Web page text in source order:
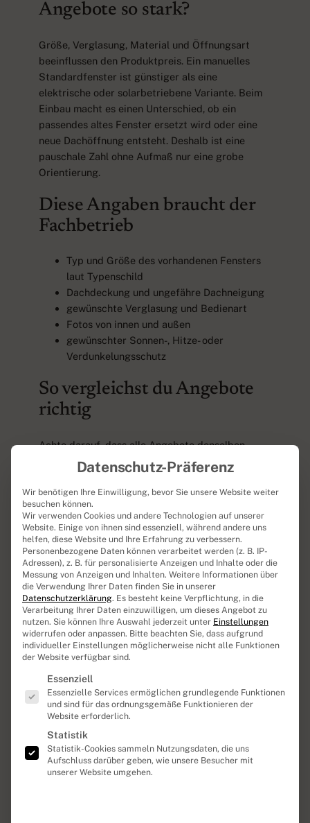
Angebote so stark?
Größe, Verglasung, Material und Öffnungsart
beeinflussen den Produktpreis. Ein manuelles
Standardfenster ist günstiger als eine
elektrische oder solarbetriebene Variante. Beim
Einbau macht es einen Unterschied, ob ein
passendes altes Fenster ersetzt wird oder eine
neue Dachöffnung entsteht. Deshalb ist eine
pauschale Zahl ohne Aufmaß nur eine grobe
Orientierung.
Diese Angaben braucht der
Fachbetrieb
Typ und Größe des vorhandenen Fensters
laut Typenschild
Dachdeckung und ungefähre Dachneigung
gewünschte Verglasung und Bedienart
Fotos von innen und außen
gewünschter Sonnen-, Hitze- oder
Verdunkelungsschutz
So vergleichst du Angebote
richtig
Achte darauf, dass alle Angebote denselben
Leistungsumfang enthalten. Sind Ausbau,
Entsorgung, Eindeckrahmen, Dämmanschluss und
Innenausbau aufgeführt? Ist die Mehrwertsteuer
enthalten? Wer übernimmt mögliche
Folgearbeiten an Dachdeckung oder Laibung?
Ein vollständiges Angebot ist oft
aussagekräftiger als der niedrigste Endbetrag
mit vielen offenen Positionen.
Wo lässt sich sinnvoll
sparen?
Bei Standardmaßen und manueller Bedienung ist
die Produktauswahl meist günstiger. Sparen
solltest du nicht am fachgerechten Anschluss:
Fehler bei Dämmung, Luftdichtheit oder
werden. Zubehör lässt sich teilweise nachrüsten,
sofern Kompatibilität und Stromversorgung früh
berücksichtigt werden.
Datenschutz-Präferenz
Wir benötigen Ihre Einwilligung, bevor Sie unsere Website weiter
besuchen können.
Wir verwenden Cookies und andere Technologien auf unserer
Website. Einige von ihnen sind essenziell, während andere uns
helfen, diese Website und Ihre Erfahrung zu verbessern.
Personenbezogene Daten können verarbeitet werden (z. B. IP-
Adressen), z. B. für personalisierte Anzeigen und Inhalte oder die
Messung von Anzeigen und Inhalten. Weitere Informationen über
die Verwendung Ihrer Daten finden Sie in unserer
Datenschutzerklärung. Es besteht keine Verpflichtung, in die
Verarbeitung Ihrer Daten einzuwilligen, um dieses Angebot zu
nutzen. Sie können Ihre Auswahl jederzeit unter Einstellungen
widerrufen oder anpassen. Bitte beachten Sie, dass aufgrund
individueller Einstellungen möglicherweise nicht alle Funktionen
der Website verfügbar sind.
Es folgt eine Liste der Service-Gruppen, für die eine
Essenziell
Essenzielle Services ermöglichen grundlegende Funktionen
und sind für das ordnungsgemäße Funktionieren der
Website erforderlich.
Statistik
Statistik-Cookies sammeln Nutzungsdaten, die uns
Aufschluss darüber geben, wie unsere Besucher mit
unserer Website umgehen.